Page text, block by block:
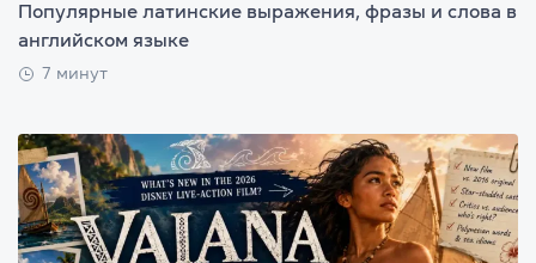
Популярные латинские выражения, фразы и слова в
английском языке
7 минут